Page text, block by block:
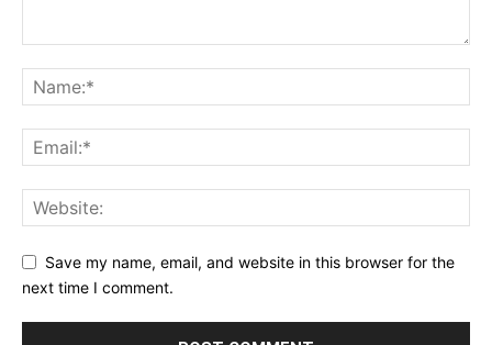
Save my name, email, and website in this browser for the
next time I comment.